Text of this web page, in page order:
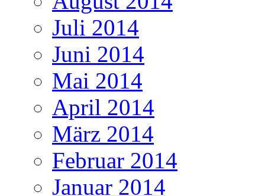
Juli 2014
Juni 2014
Mai 2014
April 2014
März 2014
Februar 2014
Januar 2014